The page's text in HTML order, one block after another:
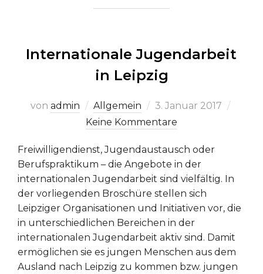
Internationale Jugendarbeit
in Leipzig
von admin Allgemein
Veröffentlicht
am
3. Januar 2017
Keine Kommentare
Freiwilligendienst, Jugendaustausch oder
Berufspraktikum – die Angebote in der
internationalen Jugendarbeit sind vielfältig. In
der vorliegenden Broschüre stellen sich
Leipziger Organisationen und Initiativen vor, die
in unterschiedlichen Bereichen in der
internationalen Jugendarbeit aktiv sind. Damit
ermöglichen sie es jungen Menschen aus dem
Ausland nach Leipzig zu kommen bzw. jungen